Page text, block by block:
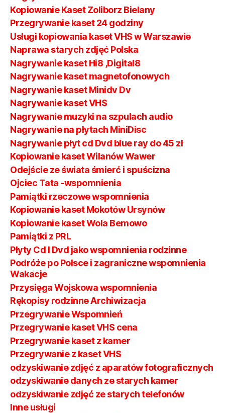
Kopiowanie Kaset Zoliborz Bielany
Przegrywanie kaset 24 godziny
Usługi kopiowania kaset VHS w Warszawie
Naprawa starych zdjęć Polska
Nagrywanie kaset Hi8 ,Digital8
Nagrywanie kaset magnetofonowych
Nagrywanie kaset Minidv Dv
Nagrywanie kaset VHS
Nagrywanie muzyki na szpulach audio
Nagrywanie na płytach MiniDisc
Nagrywanie płyt cd Dvd blue ray do 45 zł
Kopiowanie kaset Wilanów Wawer
Odejście ze świata śmierć i spuścizna
Ojciec Tata -wspomnienia
Pamiątki rzeczowe wspomnienia
Kopiowanie kaset Mokotów Ursynów
Kopiowanie kaset Wola Bemowo
Pamiątki z PRL
Płyty Cd I Dvd jako wspomnienia rodzinne
Podróże po Polsce i zagraniczne wspomnienia
Wakacje
Przysięga Wojskowa wspomnienia
Rękopisy rodzinne Archiwizacja
Przegrywanie Wspomnień
Przegrywanie kaset VHS cena
Przegrywanie kaset z kamer
Przegrywanie z kaset VHS
odzyskiwanie zdjęć z aparatów fotograficznych
odzyskiwanie danych ze starych kamer
odzyskiwanie zdjęć ze starych telefonów
Inne usługi